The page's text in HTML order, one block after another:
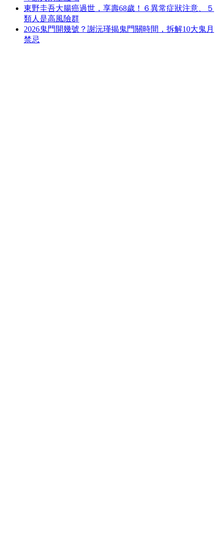
東野圭吾大腸癌過世，享壽68歲！６異常症狀注意、５
類人是高風險群
2026鬼門開幾號？謝沅瑾揭鬼門關時間，拆解10大鬼月
禁忌